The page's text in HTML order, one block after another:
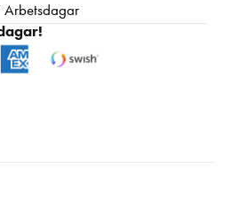
Arbetsdagar